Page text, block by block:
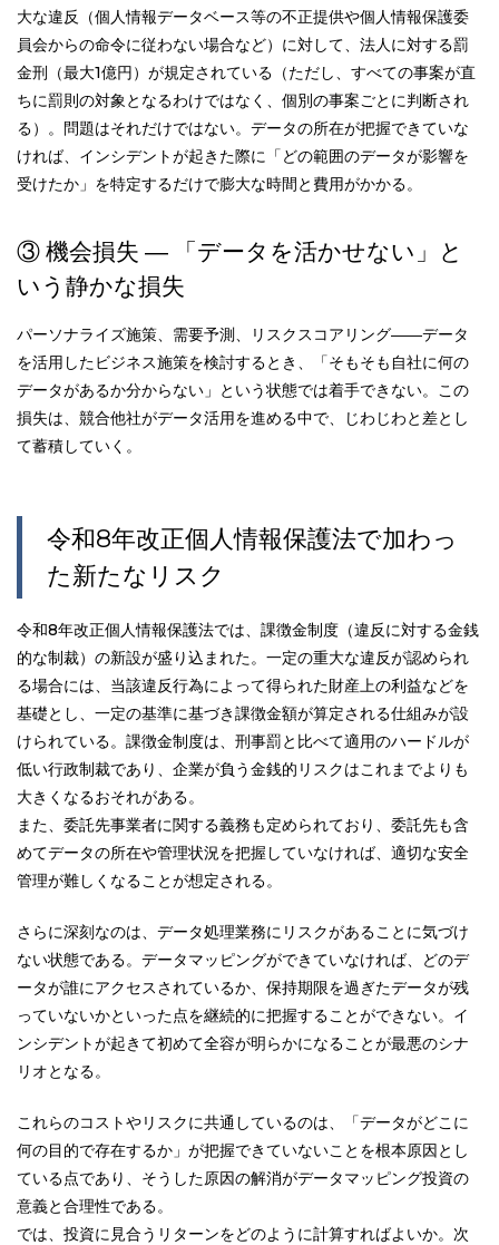
大な違反（個人情報データベース等の不正提供や個人情報保護委
員会からの命令に従わない場合など）に対して、法人に対する罰
金刑（最大1億円）が規定されている（ただし、すべての事案が直
ちに罰則の対象となるわけではなく、個別の事案ごとに判断され
る）。問題はそれだけではない。データの所在が把握できていな
ければ、インシデントが起きた際に「どの範囲のデータが影響を
受けたか」を特定するだけで膨大な時間と費用がかかる。
③ 機会損失 ― 「データを活かせない」と
いう静かな損失
パーソナライズ施策、需要予測、リスクスコアリング――データ
を活用したビジネス施策を検討するとき、「そもそも自社に何の
データがあるか分からない」という状態では着手できない。この
損失は、競合他社がデータ活用を進める中で、じわじわと差とし
て蓄積していく。
令和8年改正個人情報保護法で加わっ
た新たなリスク
令和8年改正個人情報保護法では、課徴金制度（違反に対する金銭
的な制裁）の新設が盛り込まれた。一定の重大な違反が認められ
る場合には、当該違反行為によって得られた財産上の利益などを
基礎とし、一定の基準に基づき課徴金額が算定される仕組みが設
けられている。課徴金制度は、刑事罰と比べて適用のハードルが
低い行政制裁であり、企業が負う金銭的リスクはこれまでよりも
大きくなるおそれがある。
また、委託先事業者に関する義務も定められており、委託先も含
めてデータの所在や管理状況を把握していなければ、適切な安全
管理が難しくなることが想定される。
さらに深刻なのは、データ処理業務にリスクがあることに気づけ
ない状態である。データマッピングができていなければ、どのデ
ータが誰にアクセスされているか、保持期限を過ぎたデータが残
っていないかといった点を継続的に把握することができない。イ
ンシデントが起きて初めて全容が明らかになることが最悪のシナ
リオとなる。
これらのコストやリスクに共通しているのは、「データがどこに
何の目的で存在するか」が把握できていないことを根本原因とし
ている点であり、そうした原因の解消がデータマッピング投資の
意義と合理性である。
では、投資に見合うリターンをどのように計算すればよいか。次